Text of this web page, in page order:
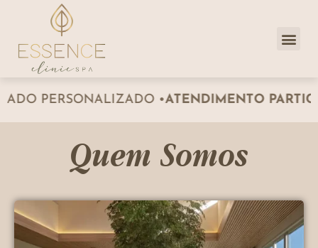
PERSONALIZADO •ATENDIMENTO
Quem Somos